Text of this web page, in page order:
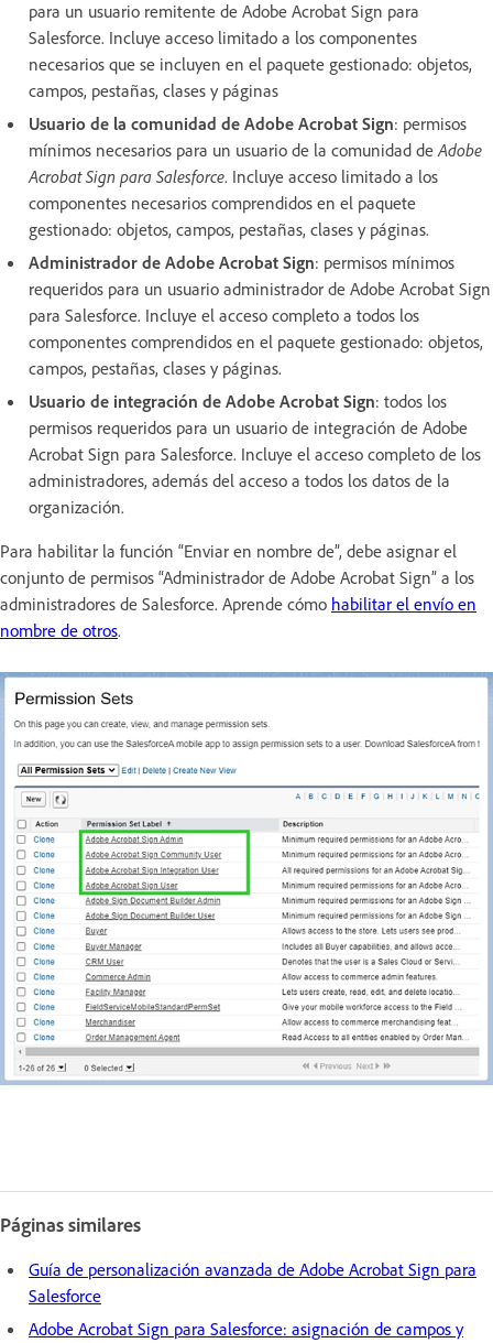
para un usuario remitente de Adobe Acrobat Sign para
Salesforce. Incluye acceso limitado a los componentes
necesarios que se incluyen en el paquete gestionado: objetos,
campos, pestañas, clases y páginas
Usuario de la comunidad de Adobe Acrobat Sign: permisos
mínimos necesarios para un usuario de la comunidad de Adobe
Acrobat Sign para Salesforce. Incluye acceso limitado a los
componentes necesarios comprendidos en el paquete
gestionado: objetos, campos, pestañas, clases y páginas.
Administrador de Adobe Acrobat Sign: permisos mínimos
requeridos para un usuario administrador de Adobe Acrobat Sign
para Salesforce. Incluye el acceso completo a todos los
componentes comprendidos en el paquete gestionado: objetos,
campos, pestañas, clases y páginas.
Usuario de integración de Adobe Acrobat Sign: todos los
permisos requeridos para un usuario de integración de Adobe
Acrobat Sign para Salesforce. Incluye el acceso completo de los
administradores, además del acceso a todos los datos de la
organización.
Para habilitar la función “Enviar en nombre de”, debe asignar el
conjunto de permisos “Administrador de Adobe Acrobat Sign” a los
administradores de Salesforce. Aprende cómo habilitar el envío en
nombre de otros.
Páginas similares
Guía de personalización avanzada de Adobe Acrobat Sign para
Salesforce
Adobe Acrobat Sign para Salesforce: asignación de campos y